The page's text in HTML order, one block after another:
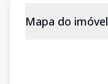
Mapa do imóvel